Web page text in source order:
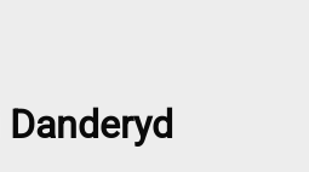
Danderyd